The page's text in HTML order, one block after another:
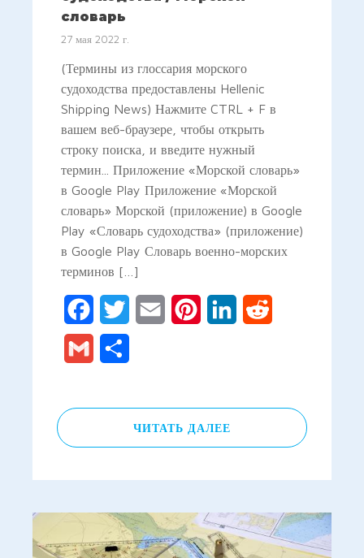
словарь
27 мая 2022 г.
(Термины из глоссария морского
судоходства предоставлены Hellenic
Shipping News) Нажмите CTRL + F в
вашем веб-браузере, чтобы открыть
строку поиска, и введите нужный
термин... Приложение «Морской словарь»
в Google Play Приложение «Морской
словарь» Морской (приложение) в Google
Play «Словарь судоходства» (приложение)
в Google Play Словарь военно-морских
терминов […]
FacebookTwitter Email PinterestLinkedIn
Gmail
ЧИТАТЬ ДАЛЕЕ